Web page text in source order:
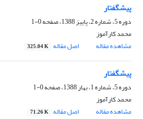
پیشگفتار
دوره 5، شماره 2، پاییز 1388، صفحه
0-1
محمد کارآموز
مشاهده مقاله
اصل مقاله 325.04 K
پیشگفتار
دوره 5، شماره 1، بهار 1388، صفحه
0-1
محمد کارآموز
مشاهده مقاله
اصل مقاله 71.26 K